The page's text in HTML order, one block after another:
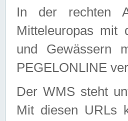
In der rechten
Mitteleuropas mit
und Gewässern
PEGELONLINE
Der WMS steht
Mit diesen URLs